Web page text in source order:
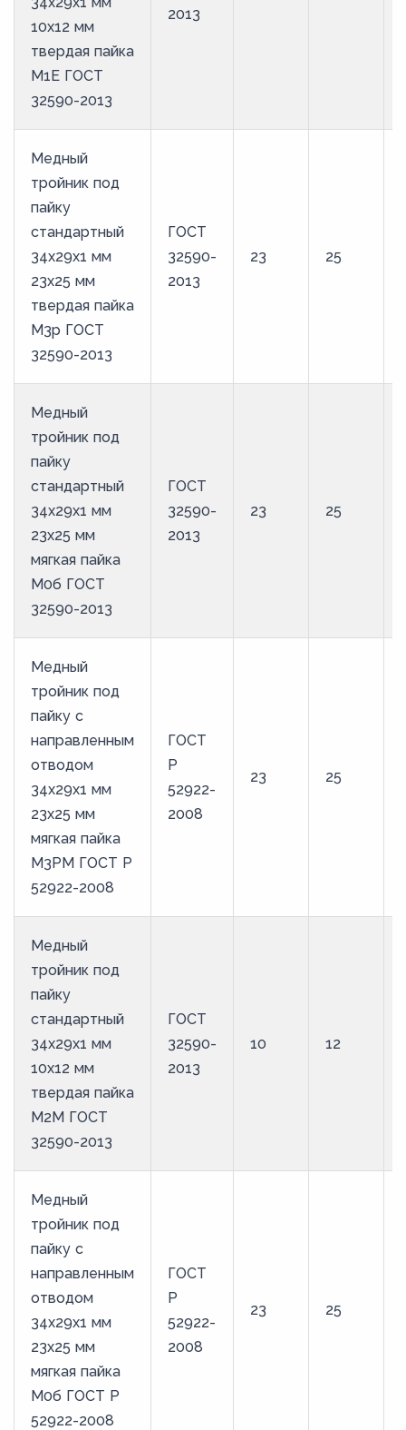
10х12 мм
твердая пайка
М1Е ГОСТ
32590-2013
2013
Медный
тройник под
пайку
стандартный
34х29х1 мм
23х25 мм
твердая пайка
М3р ГОСТ
32590-2013
ГОСТ
32590-
2013
23 25
Медный
тройник под
пайку
стандартный
34х29х1 мм
23х25 мм
мягкая пайка
М0б ГОСТ
32590-2013
ГОСТ
32590-
2013
23 25
Медный
тройник под
пайку с
направленным
отводом
34х29х1 мм
23х25 мм
мягкая пайка
М3РМ ГОСТ Р
52922-2008
ГОСТ
Р
52922-
2008
23 25
Медный
тройник под
пайку
стандартный
34х29х1 мм
10х12 мм
твердая пайка
М2М ГОСТ
32590-2013
ГОСТ
32590-
2013
10 12
Медный
тройник под
пайку с
направленным
отводом
34х29х1 мм
23х25 мм
мягкая пайка
М0б ГОСТ Р
52922-2008
ГОСТ
Р
52922-
2008
23 25